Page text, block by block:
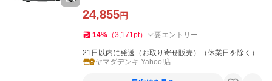
24,855円
14% （3,171pt） 要エントリー
21日以内に発送（お取り寄せ販売）（休業日を除く）
ヤマダデンキ Yahoo!店